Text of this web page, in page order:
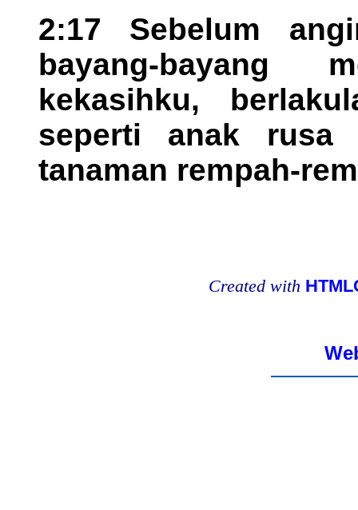
2:17 Sebelum
bayang-bayang
kekasihku,
seperti anak rusa
tanaman rempah-
Created with